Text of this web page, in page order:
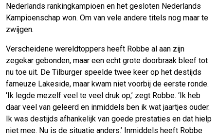
Nederlands rankingkampioen en het gesloten Nederlands
Kampioenschap won. Om van vele andere titels nog maar te
zwijgen.
Verscheidene wereldtoppers heeft Robbe al aan zijn
zegekar gebonden, maar een echt grote doorbraak bleef tot
nu toe uit. De Tilburger speelde twee keer op het destijds
fameuze Lakeside, maar kwam niet voorbij de eerste ronde.
‘Ik legde mezelf veel te veel druk op,’ zegt Robbe. ‘Ik heb
daar veel van geleerd en inmiddels ben ik wat jaartjes ouder.
Ik was destijds afhankelijk van goede prestaties en dat hielp
niet mee. Nu is de situatie anders.’ Inmiddels heeft Robbe